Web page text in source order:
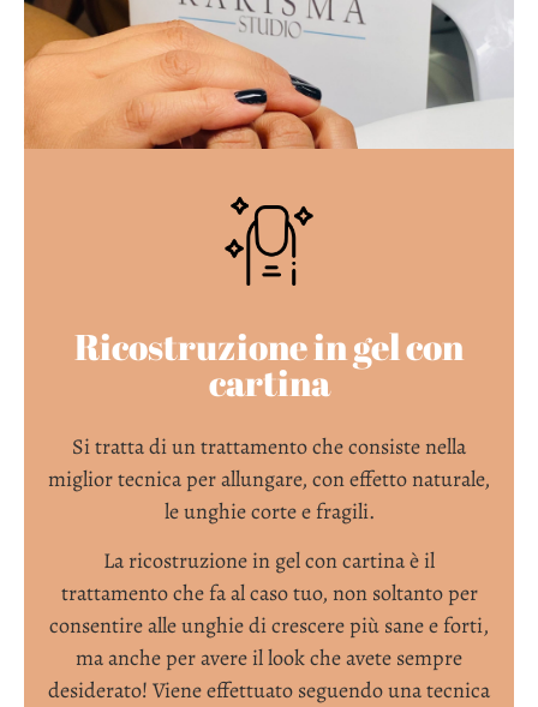
Ricostruzione in gel con
cartina
Si tratta di un trattamento che consiste nella
miglior tecnica per allungare, con effetto naturale,
le unghie corte e fragili.
La ricostruzione in gel con cartina è il
trattamento che fa al caso tuo, non soltanto per
consentire alle unghie di crescere più sane e forti,
ma anche per avere il look che avete sempre
desiderato! Viene effettuato seguendo una tecnica